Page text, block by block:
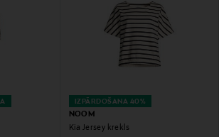
IZPĀRDOŠANA 40%
NOOM
Kia Jersey krekls